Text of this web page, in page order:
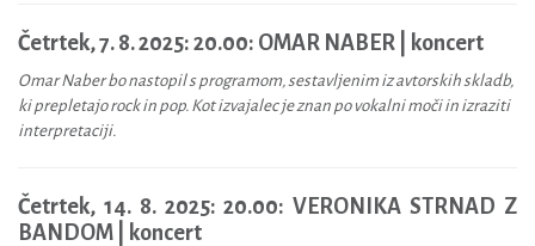
Četrtek, 7. 8. 2025: 20.00: OMAR NABER | koncert
Omar Naber bo nastopil s programom, sestavljenim iz avtorskih skladb,
ki prepletajo rock in pop. Kot izvajalec je znan po vokalni moči in izraziti
interpretaciji.
Četrtek, 14. 8. 2025: 20.00:VERONIKA STRNAD Z
BANDOM | koncert